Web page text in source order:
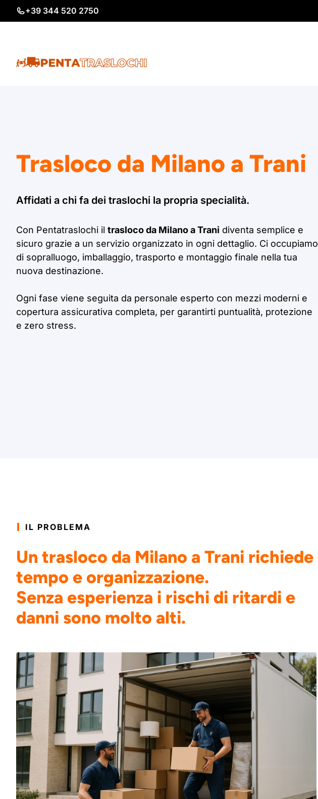
al
+39 344 520 2750
Trasloco da Milano a Trani
Affidati a chi fa dei traslochi la propria specialità.
Con Pentatraslochi il trasloco da Milano a Trani diventa semplice e
sicuro grazie a un servizio organizzato in ogni dettaglio. Ci occupiamo
di sopralluogo, imballaggio, trasporto e montaggio finale nella tua
nuova destinazione.
Ogni fase viene seguita da personale esperto con mezzi moderni e
copertura assicurativa completa, per garantirti puntualità, protezione
e zero stress.
IL PROBLEMA
Un trasloco da Milano a Trani richiede
tempo e organizzazione.
Senza esperienza i rischi di ritardi e
danni sono molto alti.